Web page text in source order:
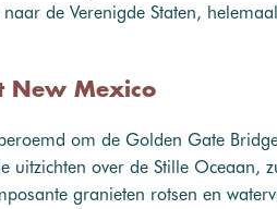
de Verenigde Staten,
New Mexico
om de Golden Gate
uitzichten over de Stille
granieten rotsen en